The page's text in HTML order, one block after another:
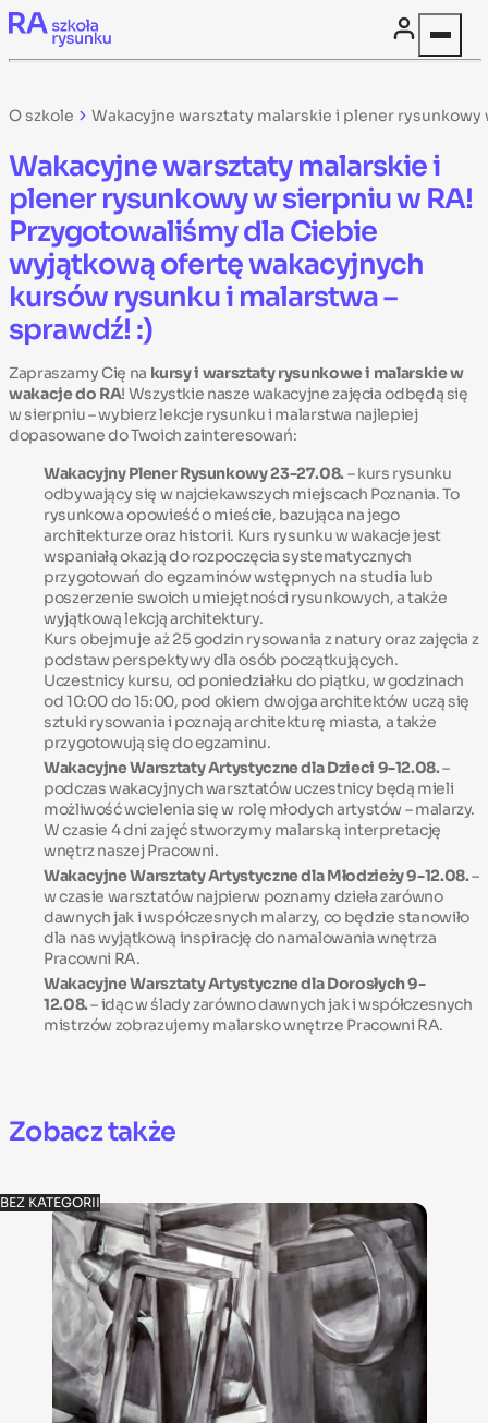
Skip to content
O szkole Wakacyjne warsztaty malarskie i plener
Wakacyjne warsztaty malarskie i
plener rysunkowy w sierpniu w RA!
Przygotowaliśmy dla Ciebie
wyjątkową ofertę wakacyjnych
kursów rysunku i malarstwa –
sprawdź! :)
Zapraszamy Cię na kursy i warsztaty rysunkowe i malarskie w
wakacje do RA! Wszystkie nasze wakacyjne zajęcia odbędą się
w sierpniu – wybierz lekcje rysunku i malarstwa najlepiej
dopasowane do Twoich zainteresowań:
Wakacyjny Plener Rysunkowy 23-27.08. – kurs rysunku
odbywający się w najciekawszych miejscach Poznania. To
rysunkowa opowieść o mieście, bazująca na jego
architekturze oraz historii. Kurs rysunku w wakacje jest
wspaniałą okazją do rozpoczęcia systematycznych
przygotowań do egzaminów wstępnych na studia lub
poszerzenie swoich umiejętności rysunkowych, a także
wyjątkową lekcjąarchitektury.
Kurs obejmuje aż 25 godzin rysowania z natury oraz zajęcia z
podstaw perspektywy dla osób początkujących.
Uczestnicy kursu, od poniedziałku do piątku, w godzinach
od 10:00 do 15:00, pod okiem dwojga architektów uczą się
sztuki rysowania i poznają architekturę miasta, a także
przygotowują się do egzaminu.
Wakacyjne Warsztaty Artystyczne dla Dzieci 9-12.08.–
podczas wakacyjnych warsztatów uczestnicy będą mieli
możliwość wcielenia się w rolę młodych artystów – malarzy.
W czasie 4 dni zajęć stworzymy malarską interpretację
wnętrz naszej Pracowni.
Wakacyjne Warsztaty Artystyczne dla Młodzieży 9-12.08.–
w czasie warsztatów najpierw poznamy dzieła zarówno
dawnych jak i współczesnych malarzy, co będzie stanowiło
dla nas wyjątkową inspirację do namalowania wnętrza
Pracowni RA.
Wakacyjne Warsztaty Artystyczne dla Dorosłych 9-
12.08.– idąc w ślady zarówno dawnych jak i współczesnych
mistrzów zobrazujemy malarsko wnętrze Pracowni RA.
Zobacz także
BEZ KATEGORII